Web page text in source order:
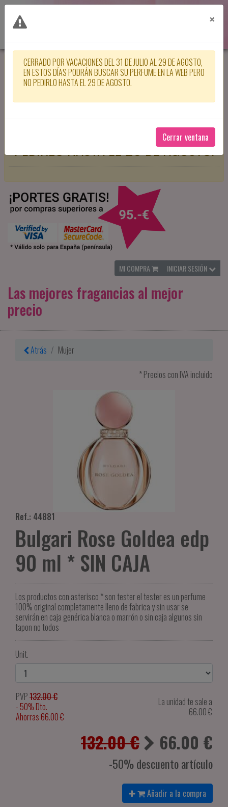
CERRADO POR VACACIONES DEL 31
DE JULIO AL 29 DE AGOSTO, EN
ESTOS DÍAS PODRÁN BUSCAR SU
PERFUME EN LA WEB PERO NO
PEDIRLO HASTA EL 29 DE AGOSTO.
MI COMPRA INICIAR SESIÓN
Las mejores fragancias al mejor
precio
Atrás
Mujer
* Precios con IVA incluido
Ref.: 44881
Bulgari Rose Goldea edp
90 ml * SIN CAJA
Los productos con asterisco * son tester el tester es un perfume
100% original completamente lleno de fabrica y sin usar se
servirán en caja genérica blanca o marrón o sin caja algunos sin
tapon no todos
Unit.
PVP132.00 €
- 50% Dto.
Ahorras 66.00 €
La unidad te sale a
66.00€
132.00 € 66.00 €
-50% descuento artículo
Añadir a la compra
×
CERRADO POR VACACIONES DEL 31 DE JULIO AL 29 DE AGOSTO,
EN ESTOS DÍAS PODRÁN BUSCAR SU PERFUME EN LA WEB PERO
NO PEDIRLO HASTA EL 29 DE AGOSTO.
Cerrar ventana